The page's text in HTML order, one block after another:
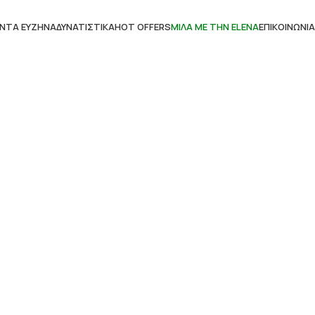
ΕΥΖΗΝΑΔΥΝΑΤΙΣΤΙΚΆHOT OFFERSΜΊΛΑ ΜΕ ΤΗΝ ΕLENΑΕΠΙΚΟΙΝΩΝΊΑ